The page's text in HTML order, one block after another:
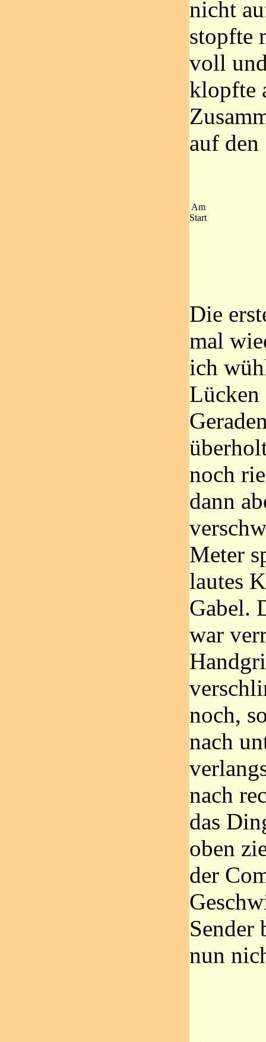
nicht
stopfte
voll
klopfte
auf
Am
Start
Die
mal
ich
Lücken
noch
dann
Meter
lautes
Gabel.
war
noch,
nach
nach
das
oben
der
Sender
nun